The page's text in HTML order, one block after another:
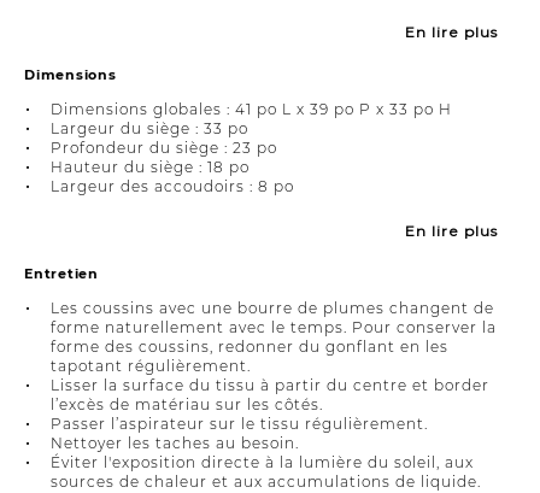
En lire plus
Dimensions
Dimensions globales : 41 po L x 39 po P x 33 po H
Largeur du siège : 33 po
Profondeur du siège : 23 po
Hauteur du siège : 18 po
Largeur des accoudoirs : 8 po
En lire plus
Entretien
Les coussins avec une bourre de plumes changent de
forme naturellement avec le temps. Pour conserver la
forme des coussins, redonner du gonflant en les
tapotant régulièrement.
Lisser la surface du tissu à partir du centre et border
l’excès de matériau sur les côtés.
Passer l’aspirateur sur le tissu régulièrement.
Nettoyer les taches au besoin.
Éviter l'exposition directe à la lumière du soleil, aux
sources de chaleur et aux accumulations de liquide.